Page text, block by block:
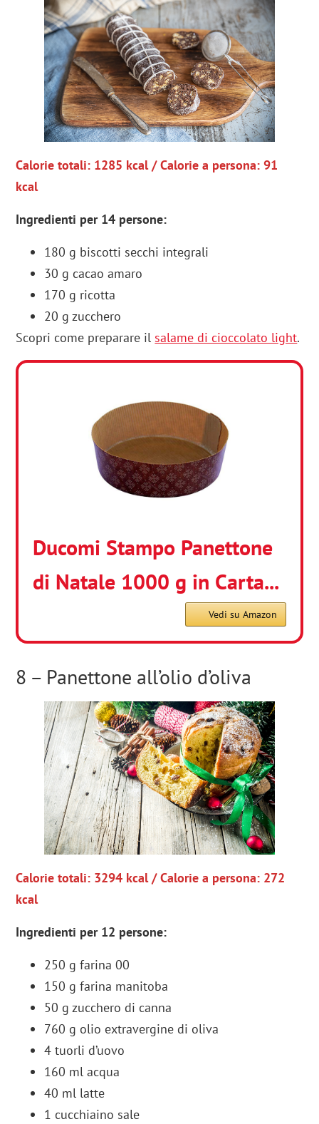
Calorie totali: 1285 kcal / Calorie a persona: 91
kcal
Ingredienti per 14 persone:
180 g biscotti secchi integrali
30 g cacao amaro
170 g ricotta
20 g zucchero
Scopri come preparare il salame di cioccolato light.
Ducomi Stampo Panettone
di Natale 1000 g in Carta...
Vedi su Amazon
8 – Panettone all’olio d’oliva
Calorie totali: 3294 kcal / Calorie a persona: 272
kcal
Ingredienti per 12 persone:
250 g farina 00
150 g farina manitoba
50 g zucchero di canna
760 g olio extravergine di oliva
4 tuorli d’uovo
160 ml acqua
40 ml latte
1 cucchiaino sale